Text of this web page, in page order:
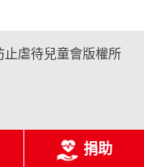
虐待兒童會版權所
捐助